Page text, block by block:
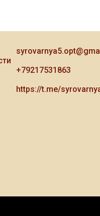
+79217531863
https://t.me/